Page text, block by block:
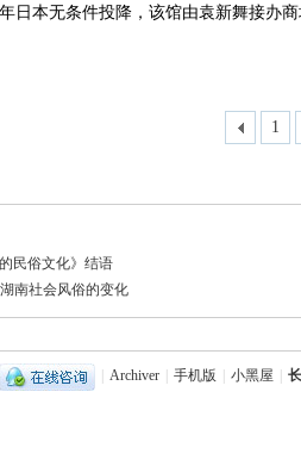
日本无条件投降，该馆由袁新舞接办
1
民俗文化》结语
南社会风俗的变化
Archiver 手机版 小黑屋